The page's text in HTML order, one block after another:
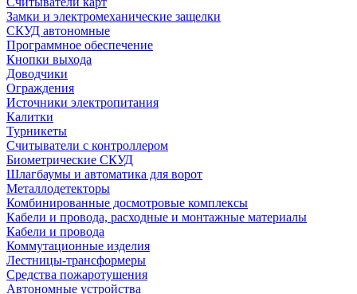
Замки и электромеханические защелки
СКУД автономные
Программное обеспечение
Кнопки выхода
Доводчики
Ограждения
Источники электропитания
Калитки
Турникеты
Считыватели с контроллером
Биометрические СКУД
Шлагбаумы и автоматика для ворот
Металлодетекторы
Комбинированные досмотровые комплексы
Кабели и провода, расходные и монтажные материалы
Кабели и провода
Коммутационные изделия
Лестницы-трансформеры
Средства пожаротушения
Автономные устройства